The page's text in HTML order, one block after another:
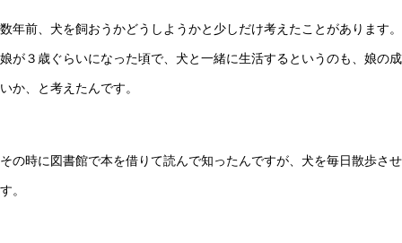
数年前、犬を飼おうかどうしようかと少しだけ考えたことがあります。
娘が３歳ぐらいになった頃で、犬と一緒に生活するというのも、娘の
いか、と考えたんです。
その時に図書館で本を借りて読んで知ったんですが、犬を毎日散歩さ
す。